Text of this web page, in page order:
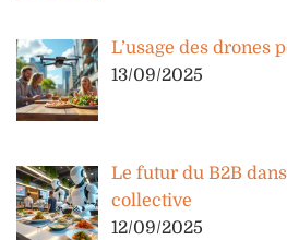
L’usage des drones
13/09/2025
Le futur du B2B
collective
12/09/2025